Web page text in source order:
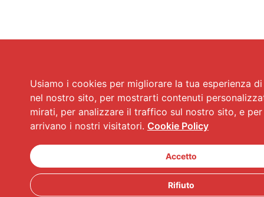
Usiamo i cookies per migliorare la tua esperienza
nel nostro sito, per mostrarti contenuti
mirati, per analizzare il traffico sul nostro sito, e
arrivano i nostri visitatori. Cookie Policy
Accetto
Rifiuto